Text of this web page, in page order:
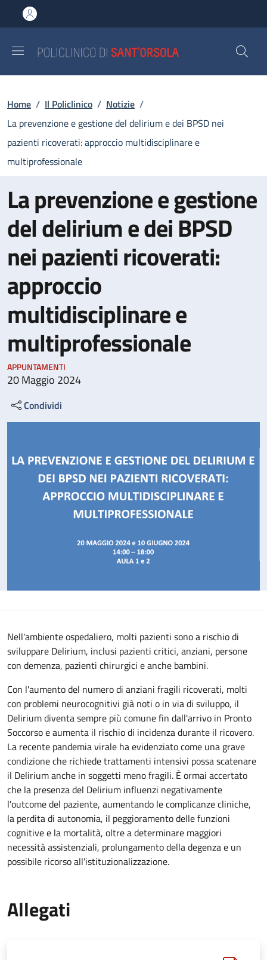
al contenuto principale
to footer content
Briciole di pane
Home / Il Policlinico / Notizie /
La prevenzione e gestione del delirium e dei BPSD nei
pazienti ricoverati: approccio multidisciplinare e
multiprofessionale
La prevenzione e gestione
del delirium e dei BPSD
nei pazienti ricoverati:
approccio
multidisciplinare e
multiprofessionale
APPUNTAMENTI
20 Maggio 2024
Condividi
Nell'ambiente ospedaliero, molti pazienti sono a rischio di
sviluppare Delirium, inclusi pazienti critici, anziani, persone
con demenza, pazienti chirurgici e anche bambini.
Con l'aumento del numero di anziani fragili ricoverati, molti
con problemi neurocognitivi già noti o in via di sviluppo, il
Delirium diventa sempre più comune fin dall'arrivo in Pronto
Soccorso e aumenta il rischio di incidenza durante il ricovero.
La recente pandemia virale ha evidenziato come una grave
condizione che richiede trattamenti intensivi possa scatenare
il Delirium anche in soggetti meno fragili. È ormai accertato
che la presenza del Delirium influenzi negativamente
l'outcome del paziente, aumentando le complicanze cliniche,
la perdita di autonomia, il peggioramento delle funzioni
cognitive e la mortalità, oltre a determinare maggiori
necessità assistenziali, prolungamento della degenza e un
possibile ricorso all'istituzionalizzazione.
Allegati